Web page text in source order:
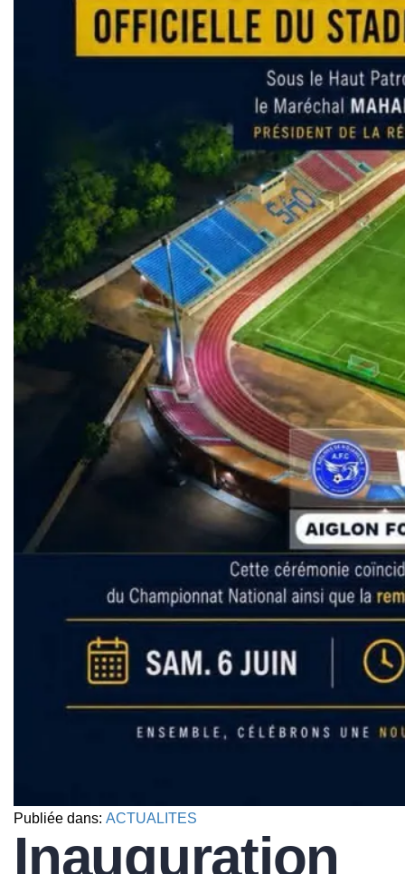
Publiée dans: ACTUALITES
Inauguration